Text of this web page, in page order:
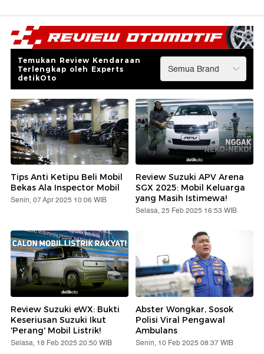
Temukan Review Kendaraan
Terlengkap oleh Experts
detikOto
Tips Anti Ketipu Beli Mobil
Bekas Ala Inspector Mobil
Senin, 07 Apr 2025 10:06 WIB
Review Suzuki APV Arena
SGX 2025: Mobil Keluarga
yang Masih Istimewa!
Selasa, 25 Feb 2025 16:53 WIB
Review Suzuki eWX: Bukti
Keseriusan Suzuki Ikut
'Perang' Mobil Listrik!
Selasa, 18 Feb 2025 20:50 WIB
Abster Wongkar, Sosok
Polisi Viral Pengawal
Ambulans
Senin, 10 Feb 2025 08:37 WIB